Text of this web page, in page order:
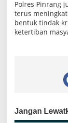
Polres Pinrang
terus
bentuk tindak
ketertiban
Jangan